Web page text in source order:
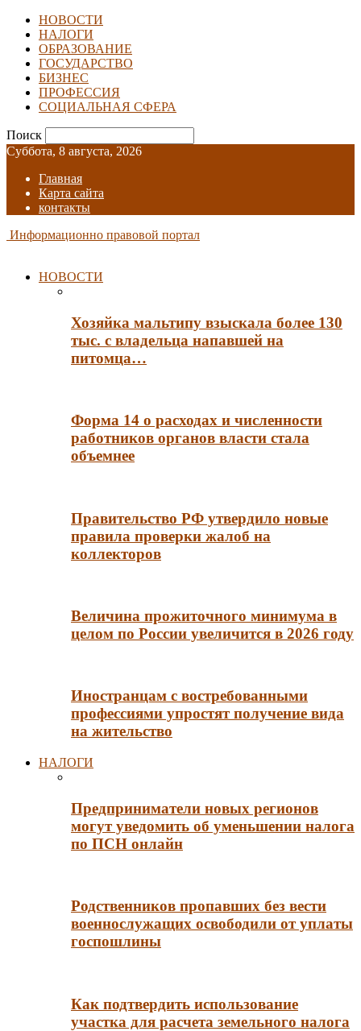
НОВОСТИ
НАЛОГИ
ОБРАЗОВАНИЕ
ГОСУДАРСТВО
БИЗНЕС
ПРОФЕССИЯ
СОЦИАЛЬНАЯ СФЕРА
Поиск
Суббота, 8 августа, 2026
Главная
Карта сайта
контакты
Информационно правовой портал
НОВОСТИ
Хозяйка мальтипу взыскала более 130
тыс. с владельца напавшей на
питомца…
Форма 14 о расходах и численности
работников органов власти стала
объемнее
Правительство РФ утвердило новые
правила проверки жалоб на
коллекторов
Величина прожиточного минимума в
целом по России увеличится в 2026 году
Иностранцам с востребованными
профессиями упростят получение вида
на жительство
НАЛОГИ
Предприниматели новых регионов
могут уведомить об уменьшении налога
по ПСН онлайн
Родственников пропавших без вести
военнослужащих освободили от уплаты
госпошлины
Как подтвердить использование
участка для расчета земельного налога